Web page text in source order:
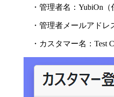
・管理者名：YubiOn（
・管理者メールアドレ
・カスタマー名：Test